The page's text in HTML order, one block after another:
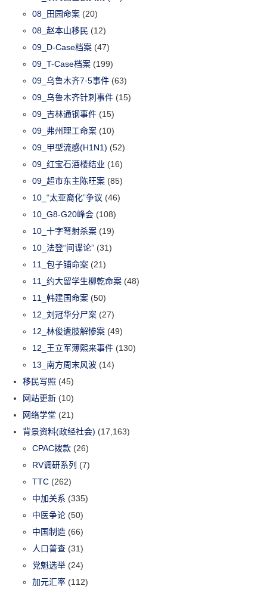
08_田园命案 (20)
08_赵本山移民 (12)
09_D-Case档案 (47)
09_T-Case档案 (199)
09_乌鲁木齐7·5事件 (63)
09_乌鲁木齐针刺事件 (15)
09_吉林通钢事件 (15)
09_弗州理工命案 (10)
09_甲型流感(H1N1) (52)
09_红宝石酒楼结业 (16)
09_超市东主陈旺案 (85)
10_“太亚裔化”争议 (46)
10_G8-G20峰会 (108)
10_十字弩射杀案 (19)
10_法登“间谍论” (31)
11_包子铺命案 (21)
11_约大留学生柳乾命案 (48)
11_韩建国命案 (50)
12_刘冠华分尸案 (27)
12_林俊遭肢解惨案 (49)
12_王立军薄熙来事件 (130)
13_南方周末风波 (14)
移民写照 (45)
网站更新 (10)
网络学堂 (21)
背景资料(政经社会) (17,163)
CPAC拨款 (26)
RV调研系列 (7)
TTC (262)
中加关系 (335)
中医争论 (50)
中国制造 (66)
人口普查 (31)
党魁选举 (24)
加元汇率 (112)